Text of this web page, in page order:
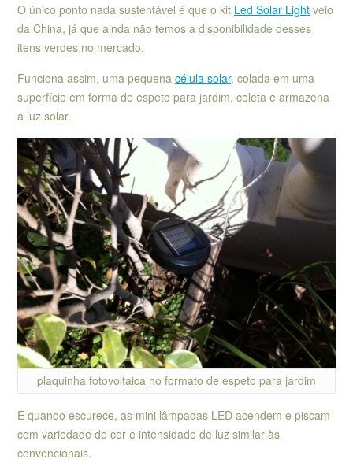
O único ponto nada sustentável é que o kit Led Solar Light veio
da China, já que ainda não temos a disponibilidade desses
itens verdes no mercado.
Funciona assim, uma pequena célula solar, colada em uma
superfície em forma de espeto para jardim, coleta e armazena
a luz solar.
plaquinha fotovoltaica no formato de espeto para jardim
E quando escurece, as mini lâmpadas LED acendem e piscam
com variedade de cor e intensidade de luz similar às
convencionais.